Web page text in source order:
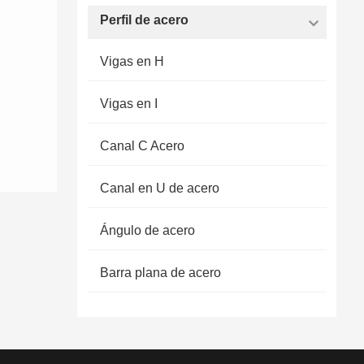
Perfil de acero
Vigas en H
Vigas en I
Canal C Acero
Canal en U de acero
Ángulo de acero
Barra plana de acero